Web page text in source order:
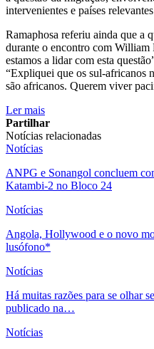
intervenientes e países
Ramaphosa referiu ainda que a
durante o encontro com
estamos a lidar com esta
“Expliquei que os sul-africanos
são africanos. Querem viver
Ler mais
Partilhar
Notícias relacionadas
Notícias
ANPG e Sonangol concluem
Katambi-2 no Bloco 24
Notícias
Angola, Hollywood e o novo
lusófono*
Notícias
Há muitas razões para se olhar
publicado na…
Notícias